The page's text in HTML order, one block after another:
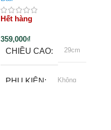
Hết hàng
359,000₫
CHIỀU CAO
29cm
PHỤ KIỆN Không